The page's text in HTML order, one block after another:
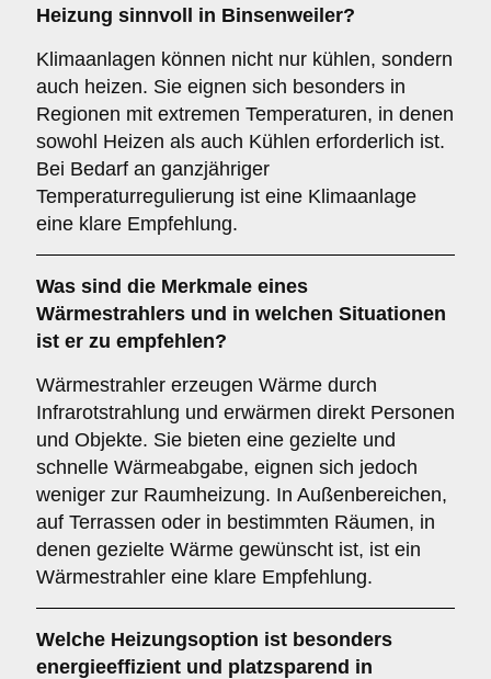
Heizung sinnvoll in Binsenweiler?
Klimaanlagen können nicht nur kühlen, sondern
auch heizen. Sie eignen sich besonders in
Regionen mit extremen Temperaturen, in denen
sowohl Heizen als auch Kühlen erforderlich ist.
Bei Bedarf an ganzjähriger
Temperaturregulierung ist eine Klimaanlage
eine klare Empfehlung.
Was sind die Merkmale eines
Wärmestrahlers und in welchen Situationen
ist er zu empfehlen?
Wärmestrahler erzeugen Wärme durch
Infrarotstrahlung und erwärmen direkt Personen
und Objekte. Sie bieten eine gezielte und
schnelle Wärmeabgabe, eignen sich jedoch
weniger zur Raumheizung. In Außenbereichen,
auf Terrassen oder in bestimmten Räumen, in
denen gezielte Wärme gewünscht ist, ist ein
Wärmestrahler eine klare Empfehlung.
Welche Heizungsoption ist besonders
energieeffizient und platzsparend in